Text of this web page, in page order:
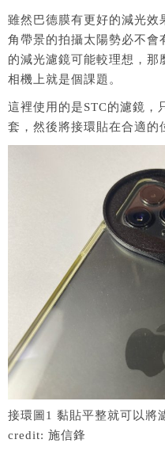
雖然巴德膜有更好的減光效
角帶景的拍攝太陽勢必不會
的減光濾鏡可能較理想，那
相機上就是個課題。
這裡使用的是STC的濾鏡，
套，然後將接環貼在合適的
接環圖1 黏貼平整就可以
credit: 施信鋒